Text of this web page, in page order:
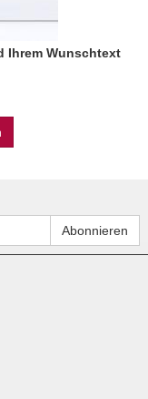
Ihrem Wunschtext
Abonnieren